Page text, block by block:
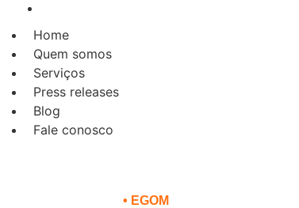
Home
Quem somos
Serviços
Press releases
Blog
Fale conosco
• EGOM